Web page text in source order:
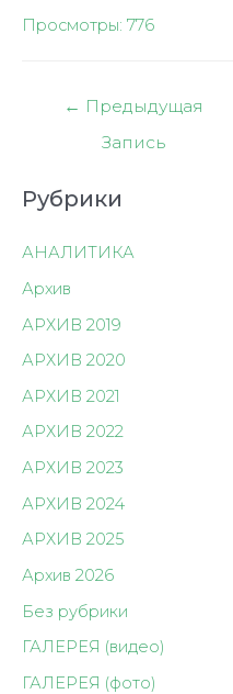
Просмотры: 776
Навигация
← Предыдущая
Запись
Рубрики
АНАЛИТИКА
Архив
АРХИВ 2019
АРХИВ 2020
АРХИВ 2021
АРХИВ 2022
АРХИВ 2023
АРХИВ 2024
АРХИВ 2025
Архив 2026
Без рубрики
ГАЛЕРЕЯ (видео)
ГАЛЕРЕЯ (фото)